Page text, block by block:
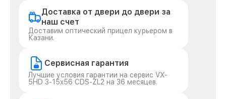
Доставка от двери до двери за
наш счет
Доставим оптический прицел курьером в
Казани.
Сервисная гарантия
Лучшие условия гарантии на сервис VX-
5HD 3-15x56 CDS-ZL2 на 36 месяцев.